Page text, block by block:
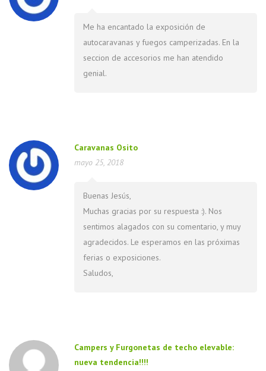
Me ha encantado la exposición de
autocaravanas y fuegos camperizadas. En la
seccion de accesorios me han atendido
genial.
Caravanas Osito
mayo 25, 2018
Buenas Jesús,
Muchas gracias por su respuesta :). Nos
sentimos alagados con su comentario, y muy
agradecidos. Le esperamos en las próximas
ferias o exposiciones.
Saludos,
Campers y Furgonetas de techo elevable:
nueva tendencia!!!!